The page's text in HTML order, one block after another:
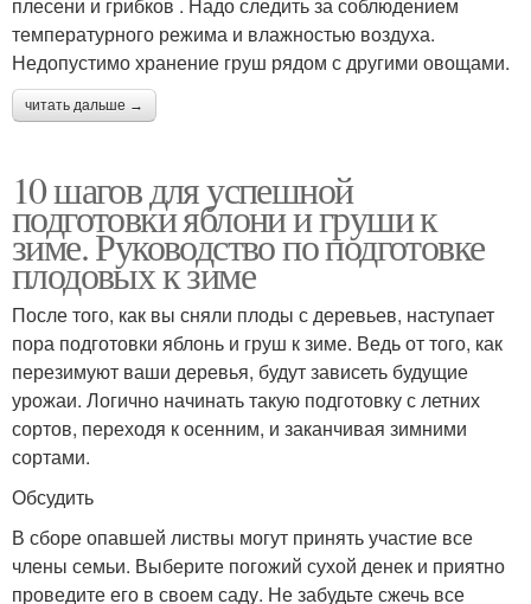
температурного режима и влажностью воздуха.
Недопустимо хранение груш рядом с другими овощами.
читать дальше →
10 шагов для успешной
подготовки яблони и груши к
зиме. Руководство по подготовке
плодовых к зиме
После того, как вы сняли плоды с деревьев, наступает
пора подготовки яблонь и груш к зиме. Ведь от того, как
перезимуют ваши деревья, будут зависеть будущие
урожаи. Логично начинать такую подготовку с летних
сортов, переходя к осенним, и заканчивая зимними
сортами.
Обсудить
В сборе опавшей листвы могут принять участие все
члены семьи. Выберите погожий сухой денек и приятно
проведите его в своем саду. Не забудьте сжечь все